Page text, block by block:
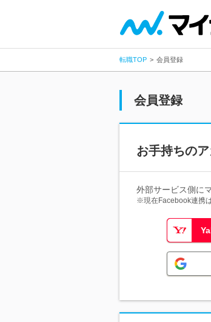
転職TOP 会員登録
会員登録
お手持ちの
外部サービス側に
※現在Facebook連携